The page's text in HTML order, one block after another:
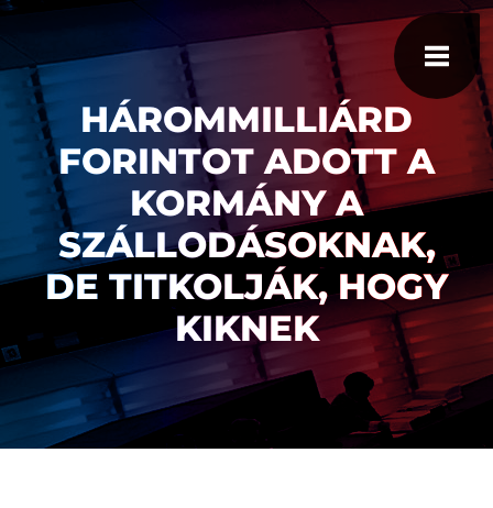
HÁROMMILLIÁRD
FORINTOT ADOTT A
KORMÁNY A
SZÁLLODÁSOKNAK,
DE TITKOLJÁK, HOGY
KIKNEK